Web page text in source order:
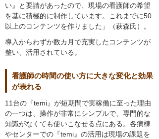
い』と要請があったので、現場の看護師の希望
を基に積極的に制作しています。これまでに50
以上のコンテンツを作りました」（萩森氏）。
導入からわずか数カ月で充実したコンテンツが
整い、活用されている。
看護師の時間の使い方に大きな変化と効果
が表れる
11台の『temi』が短期間で実稼働に至った理由
の一つは、操作が非常にシンプルで、専門的な
知識がなくても使いこなせる点にある。各病棟
やセンターでの『temi』の活用は現場の課題を